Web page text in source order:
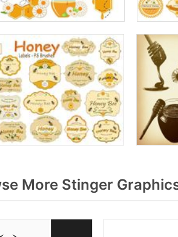
More Stinger